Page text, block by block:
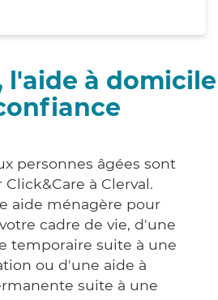
l'aide à domicile
personnes âgées sont
Click&Care à Clerval.
aide ménagère pour
cadre de vie, d'une
temporaire suite à une
ou d'une aide à
suite à une